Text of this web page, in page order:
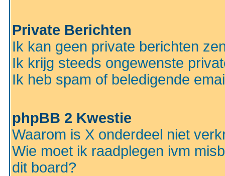
Private Berichten
Ik kan geen private berichten
Ik krijg steeds ongewenste
Ik heb spam of beledigende
phpBB 2 Kwestie
Waarom is X onderdeel niet
Wie moet ik raadplegen ivm
dit board?